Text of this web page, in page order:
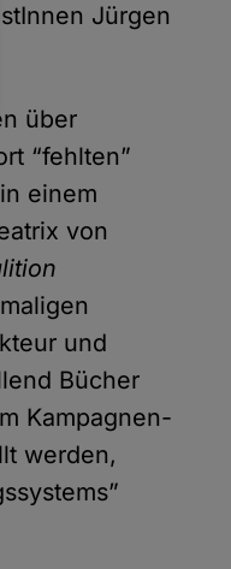
Jürgen
über
“fehlten”
einem
von
und
Bücher
Kampagnen-
werden,